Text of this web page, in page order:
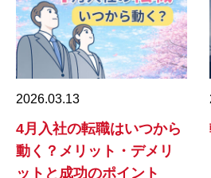
2026.03.13
4月入社の転職はいつから
動く？メリット・デメリ
ットと成功のポイント